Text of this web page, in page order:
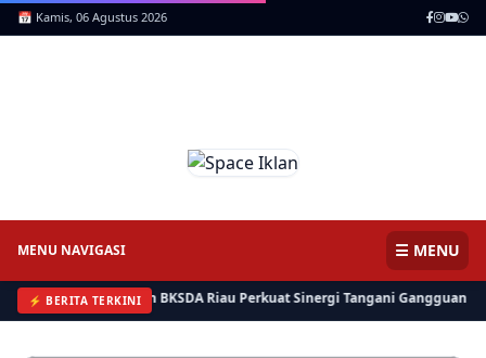
📅 Kamis, 06 Agustus 2026
MENU NAVIGASI ☰ MENU
⚡ BERITA TERKINI
Pemkab Inhil dan BKSDA Riau Perkuat Sinergi Tangani Gangguan Kera